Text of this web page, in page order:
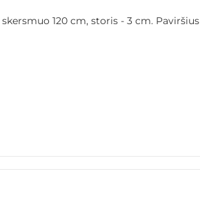
120 cm, storis - 3 cm. Paviršius